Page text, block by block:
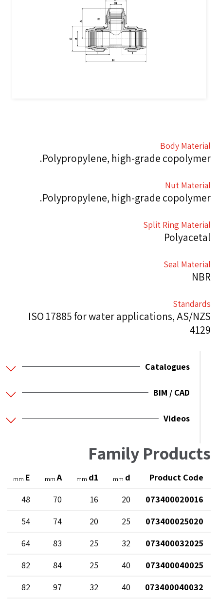
Body Material
Polypropylene, high-grade copolymer.
Nut Material
Polypropylene, high-grade copolymer.
Split Ring Material
Polyacetal
Seal Material
NBR
Standards
ISO 17885 for water applications, AS/NZS
4129
Catalogues
BIM / CAD
Videos
Family Products
Product Code
d
mm
d1
mm
A
mm
E
mm
073400020016
20
16
70
48
073400025020
25
20
74
54
073400032025
32
25
83
64
073400040025
40
25
84
82
073400040032
40
32
97
82